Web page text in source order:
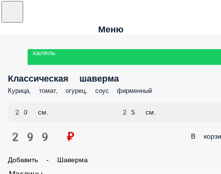
Меню
халяль
Классическая шаверма
Курица, томат, огурец, соус фирменный
20 см. 25 см.
299 ₽ В
Добавить - Шаверма